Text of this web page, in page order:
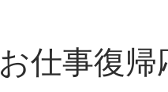
お仕事復